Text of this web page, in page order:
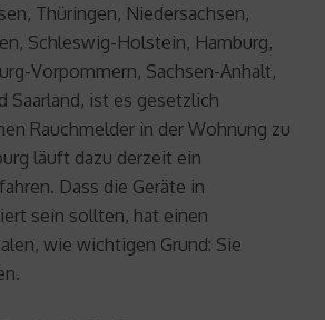
Thüringen, Niedersachsen,
Schleswig-Holstein, Hamburg,
Vorpommern, Sachsen-Anhalt,
Saarland, ist es gesetzlich
Rauchmelder in der Wohnung zu
läuft dazu derzeit ein
Dass die Geräte in
sein sollten, hat einen
wie wichtigen Grund: Sie